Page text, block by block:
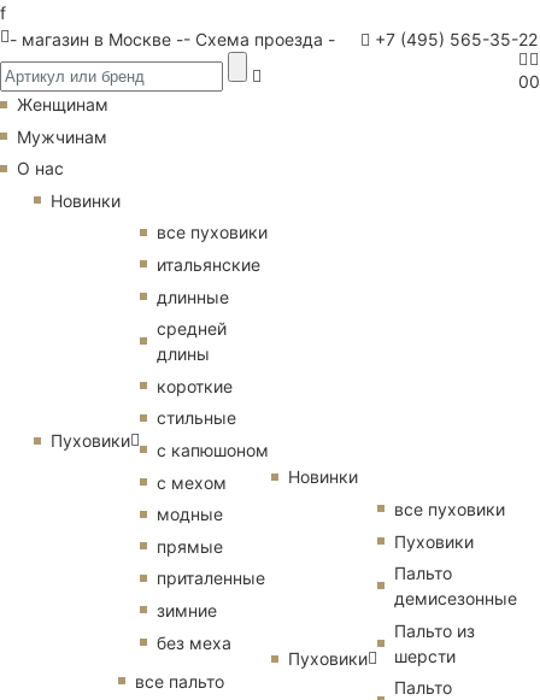
f
- магазин в Москве -- Схема проезда - +7 (495) 565-35-22
00
Женщинам
Мужчинам
О нас
Новинки
Пуховики
все пуховики
итальянские
длинные
средней
длины
короткие
стильные
с капюшоном
с мехом
модные
прямые
приталенные
зимние
без меха
все пальто
Новинки
Пуховики
все пуховики
Пуховики
Пальто
демисезонные
Пальто из
шерсти
Пальто